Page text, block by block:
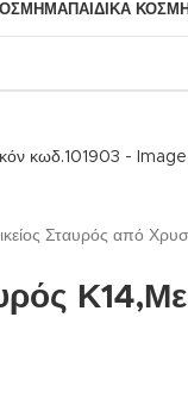
ΠΑΙΔΙΚΆ
Σταυρός από